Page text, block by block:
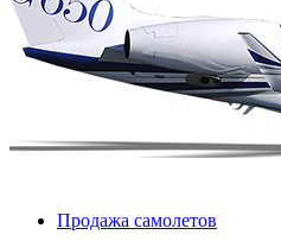
Продажа самолетов